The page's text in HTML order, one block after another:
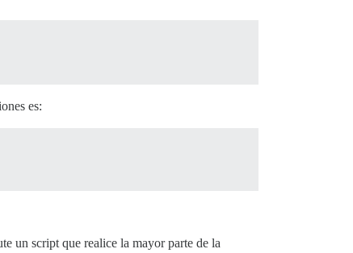
es:
un script que realice la mayor parte de la